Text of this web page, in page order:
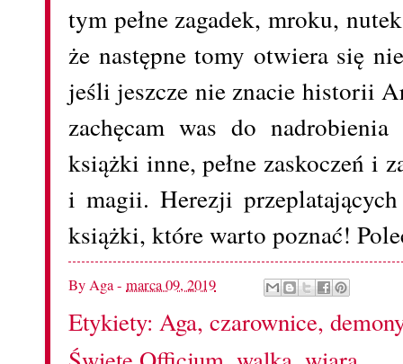
tym pełne zagadek, mroku,
że następne tomy otwiera się
jeśli jeszcze nie znacie historii
zachęcam was do
książki inne, pełne zaskoczeń i
i magii. Herezji
książki, które warto poznać!
ByAga- marca 09, 2019
Etykiety: Aga, czarownice, demony